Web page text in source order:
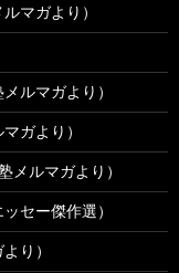
マガより）
ルマガより）
ガより）
ルマガより）
セー傑作選）
り）